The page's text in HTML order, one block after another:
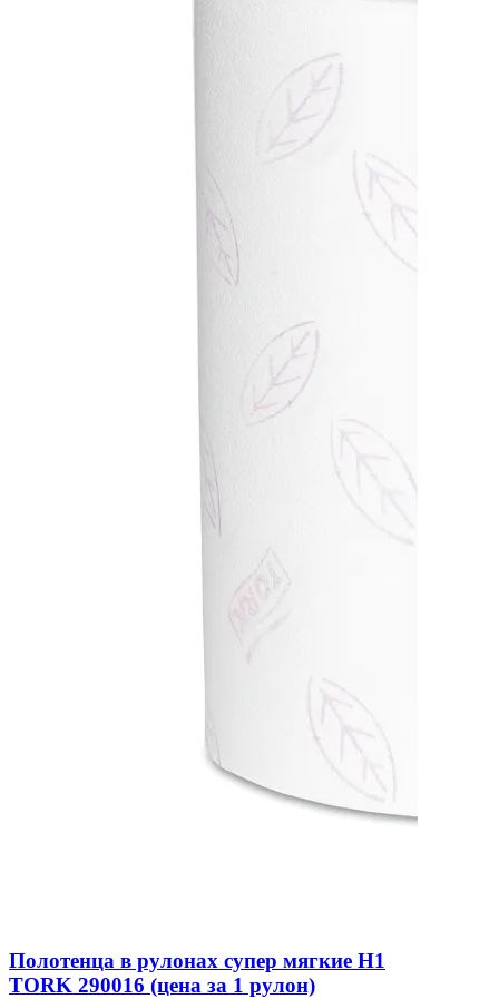
Полотенца в рулонах супер мягкие H1
TORK 290016 (цена за 1 рулон)